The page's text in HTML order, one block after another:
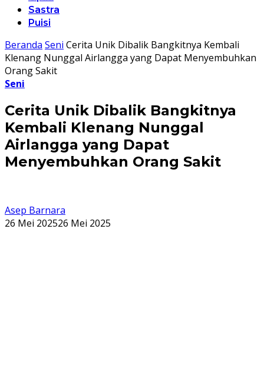
Sastra
Puisi
Beranda Seni Cerita Unik Dibalik Bangkitnya Kembali
Klenang Nunggal Airlangga yang Dapat Menyembuhkan
Orang Sakit
Seni
Cerita Unik Dibalik Bangkitnya
Kembali Klenang Nunggal
Airlangga yang Dapat
Menyembuhkan Orang Sakit
Asep Barnara
26 Mei 202526 Mei 2025